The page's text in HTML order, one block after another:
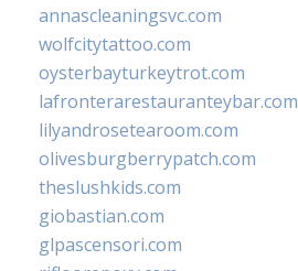
annascleaningsvc.com
wolfcitytattoo.com
oysterbayturkeytrot.com
lafronterarestauranteybar.com
lilyandrosetearoom.com
olivesburgberrypatch.com
theslushkids.com
giobastian.com
glpascensori.com